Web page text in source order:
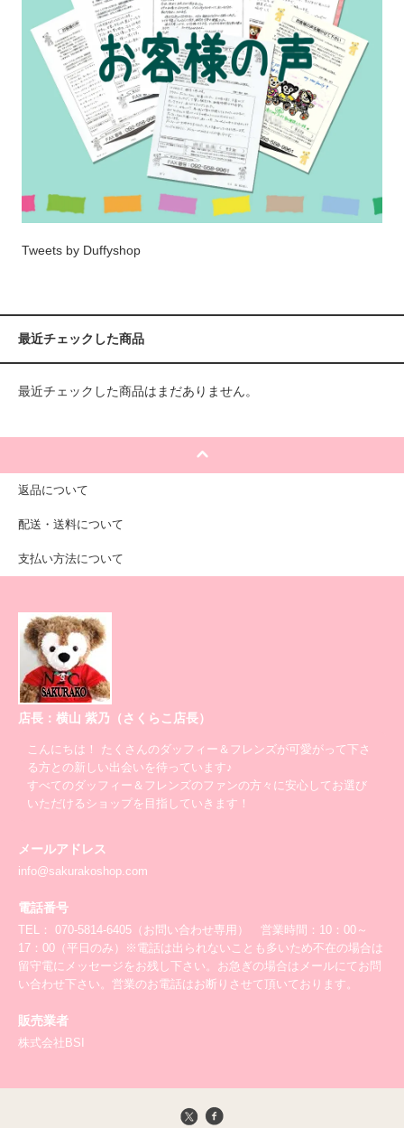
Tweets by Duffyshop
最近チェックした商品
最近チェックした商品はまだありません。
返品について
配送・送料について
支払い方法について
店長：横山 紫乃（さくらこ店長）
こんにちは！ たくさんのダッフィー＆フレンズが可愛がって下さ
る方との新しい出会いを待っています♪
すべてのダッフィー＆フレンズのファンの方々に安心してお選び
いただけるショップを目指していきます！
メールアドレス
info@sakurakoshop.com
電話番号
TEL： 070-5814-6405（お問い合わせ専用） 営業時間：10：00～
17：00（平日のみ）※電話は出られないことも多いため不在の場合は
留守電にメッセージをお残し下さい。お急ぎの場合はメールにてお問
い合わせ下さい。営業のお電話はお断りさせて頂いております。
販売業者
株式会社BSI